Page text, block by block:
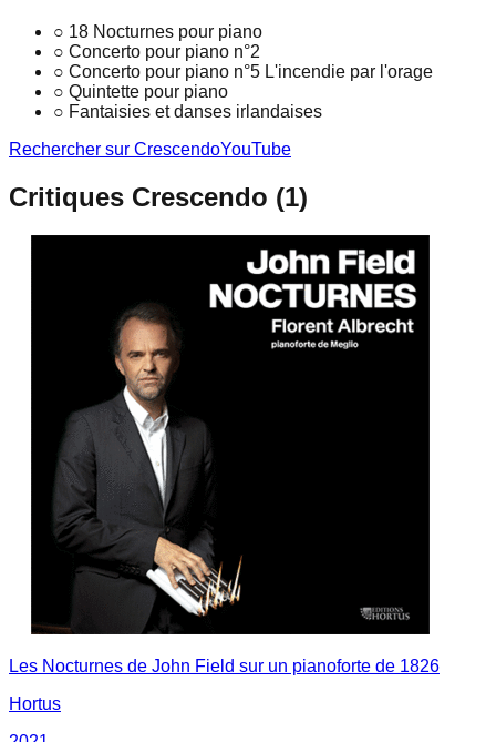
○ 18 Nocturnes pour piano
○ Concerto pour piano n°2
○ Concerto pour piano n°5 L'incendie par l'orage
○ Quintette pour piano
○ Fantaisies et danses irlandaises
Rechercher sur CrescendoYouTube
Critiques Crescendo (1)
Les Nocturnes de John Field sur un pianoforte de 1826
Hortus